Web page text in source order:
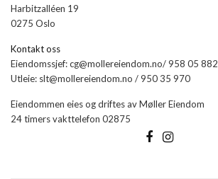
Harbitzalléen 19
0275 Oslo
Kontakt oss
Eiendomssjef: cg@mollereiendom.no/ 958 05 882
Utleie: slt@mollereiendom.no / 950 35 970
Eiendommen eies og driftes av Møller Eiendom
24 timers vakttelefon 02875